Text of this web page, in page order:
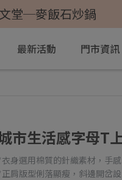
堂─麥飯石炒鍋
最新活動 門市資訊
市生活感字母T
身選用棉質的針織素材，手
肩版型俐落顯瘦，斜邊開岔